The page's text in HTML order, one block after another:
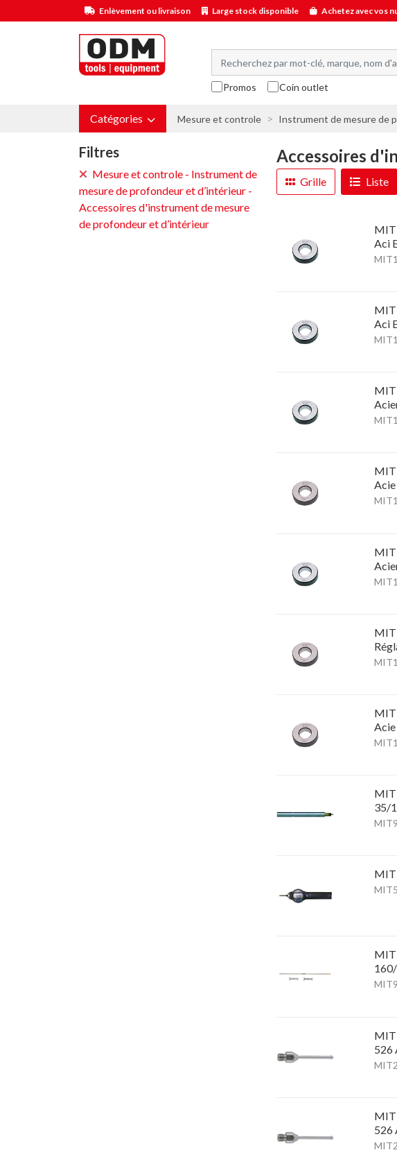
Enlèvement ou livraison Large stock disponible Achetez avec vos
Promos Coin outlet
Catégories Mesure et controle Instrument de mesure de
Filtres
Mesure et controle - Instrument de
mesure de profondeur et d’intérieur -
Accessoires d'instrument de mesure
de profondeur et d’intérieur
Accessoires
Grille
Liste
Aci
Aci
35/
526
526